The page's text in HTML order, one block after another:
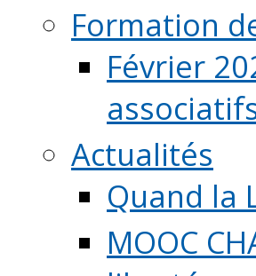
Formation
Février
Actualités
Quand la
MOOC